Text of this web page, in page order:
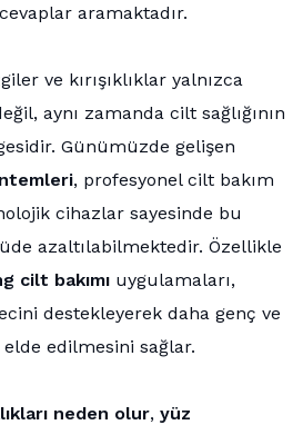
aramaktadır.
ve kırışıklıklar yalnızca
aynı zamanda cilt sağlığının
Günümüzde gelişen
, profesyonel cilt bakım
cihazlar sayesinde bu
azaltılabilmektedir. Özellikle
cilt bakımı uygulamaları,
destekleyerek daha genç ve
edilmesini sağlar.
neden olur, yüz